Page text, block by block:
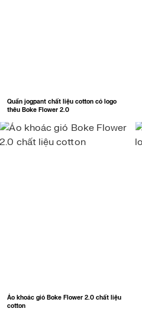
Quần jogpant chất liệu cotton có logo
thêu Boke Flower 2.0
Áo khoác gió Boke Flower 2.0 chất liệu
cotton